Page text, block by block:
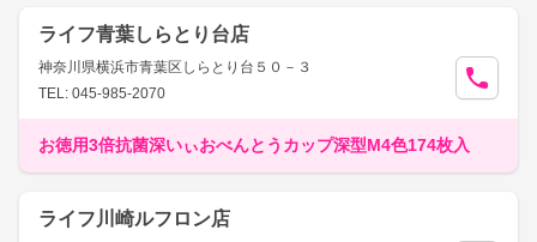
ライフ青葉しらとり台店
神奈川県横浜市青葉区しらとり台５０－３
TEL: 045-985-2070
お徳用3倍抗菌深いぃおべんとうカップ深型M4色174枚入
ライフ川崎ルフロン店